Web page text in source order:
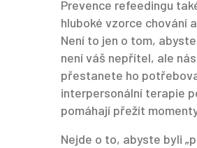
Prevence refeedingu
hluboké vzorce chování
Není to jen o tom,
není váš nepřítel, ale
přestanete ho
interpersonální terapie
pomáhají přežít
Nejde o to, abyste byli